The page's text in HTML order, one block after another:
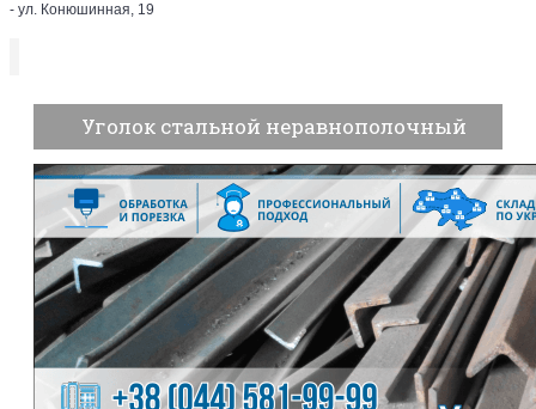
- ул. Конюшинная, 19
Уголок стальной неравнополочный